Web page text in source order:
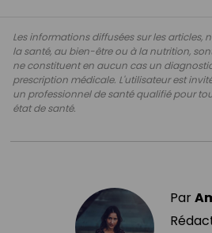
Les informations diffusées sur les articles,
la santé, au bien-être ou à la nutrition,
ne constituent en aucun cas un
prescription médicale. L'utilisateur est
un professionnel de santé qualifié pour
état de santé.
Par